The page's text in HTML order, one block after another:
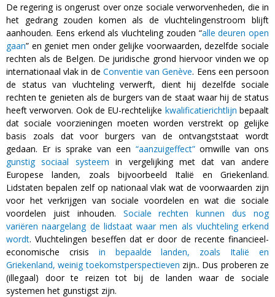
De regering is ongerust over onze sociale verworvenheden, die in
het gedrang zouden komen als de vluchtelingenstroom blijft
aanhouden. Eens erkend als vluchteling zouden “alle deuren open
gaan” en geniet men onder gelijke voorwaarden, dezelfde sociale
rechten als de Belgen. De juridische grond hiervoor vinden we op
internationaal vlak in de Conventie van Genève. Eens een persoon
de status van vluchteling verwerft, dient hij dezelfde sociale
rechten te genieten als de burgers van de staat waar hij de status
heeft verworven. Ook de EU-rechtelijke kwalificatierichtlijn bepaalt
dat sociale voorzieningen moeten worden verstrekt op gelijke
basis zoals dat voor burgers van de ontvangststaat wordt
gedaan. Er is sprake van een “aanzuigeffect”omwille van ons
gunstig sociaal systeem in vergelijking met dat van andere
Europese landen, zoals bijvoorbeeld Italië en Griekenland.
Lidstaten bepalen zelf op nationaal vlak wat de voorwaarden zijn
voor het verkrijgen van sociale voordelen en wat die sociale
voordelen juist inhouden. Sociale rechten kunnen dus nog
variëren naargelang de lidstaat waar men als vluchteling erkend
wordt. Vluchtelingen beseffen dat er door de recente financieel-
economische crisis in bepaalde landen, zoals Italië en
Griekenland,weinigtoekomstperspectieven zijn.. Dus proberen ze
(illegaal) door te reizen tot bij de landen waar de sociale
systemen het gunstigst zijn.